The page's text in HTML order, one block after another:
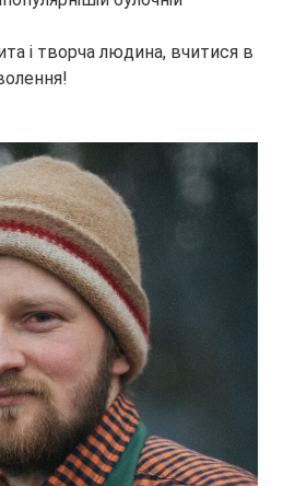
і творча людина, вчитися в